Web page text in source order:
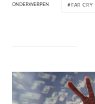
ONDERWERPEN FAR CRY